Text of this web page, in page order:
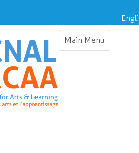
Main Menu
Toggle